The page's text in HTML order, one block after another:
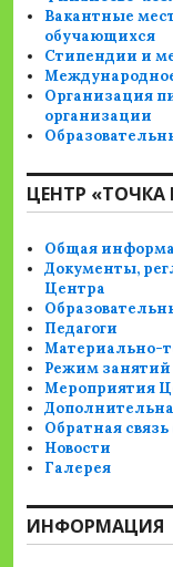
Вакантные
обучающихся
Стипендии и
Организация
организации
ЦЕНТР «ТОЧКА
Общая
Документы,
Центра
Педагоги
Материально-
Режим
Мероприятия
Обратная
Новости
Галерея
ИНФОРМАЦИЯ